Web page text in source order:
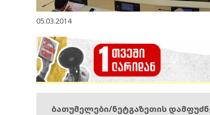
05.03.2014
ბათუმელები/ნეტგაზეთის